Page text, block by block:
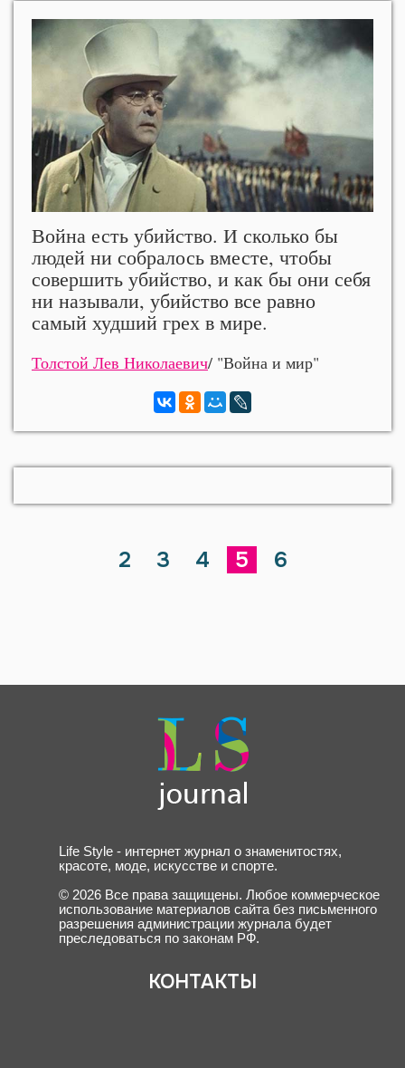
Война есть убийство. И сколько бы
людей ни собралось вместе, чтобы
совершить убийство, и как бы они себя
ни называли, убийство все равно
самый худший грех в мире.
Толстой Лев Николаевич/ "Война и мир"
2 3 4 5 6
Life Style - интернет журнал о знаменитостях,
красоте, моде, искусстве и спорте.
© 2026 Все права защищены. Любое коммерческое
использование материалов сайта без письменного
разрешения администрации журнала будет
преследоваться по законам РФ.
КОНТАКТЫ